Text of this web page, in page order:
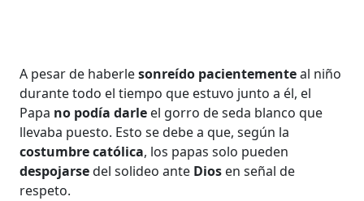
A pesar de haberlesonreído pacientementeal niño
durante todo el tiempo que estuvo junto a él, el
Papa no podía darle el gorro de seda blanco que
llevaba puesto. Esto se debe a que, según la
costumbre católica, los papas solo pueden
despojarsedel solideo ante Dios en señal de
respeto.